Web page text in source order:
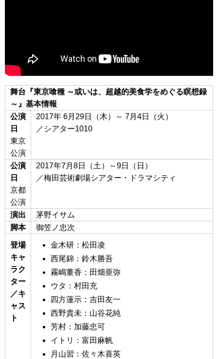
舞台『東京喰種 ～或いは、超越的美食学をめぐる瞑想録
～』基本情報
公演
日
東京
公演
2017年 6月29日（木）～ 7月4日（火）
／シアター1010
公演
日
京都
公演
2017年7月8日（土）～9日（日）
／梅田芸術劇場シアター・ドラマシティ
演出
茅野イサム
脚本
御笠ノ忠次
登場
キャ
ラク
ター
／キ
ャス
ト
金木研：松田凌
西尾錦：鈴木勝吾
霧嶋董香：田畑亜弥
ウタ：村田充
四方蓮示：吉田友一
西野貴未：山谷花純
芳村：加藤忠可
イトリ：富田麻帆
月山習：佐々木喜英